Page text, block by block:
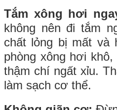
Tắm xông hơi
không nên đi tắm
chất lỏng bị mất và
phòng xông hơi
thậm chí ngất xỉu.
làm sạch cơ thể.